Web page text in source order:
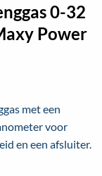
0-32
Power
met een
voor
en een afsluiter.